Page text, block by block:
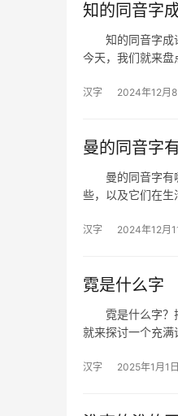
知的同音字
知的同音字成
今天，我们就来盘
汉字 2024年12月8
曼的同音字
曼的同音字有哪
些，以及它们
汉字 2024年12月
霓是什么字
霓是什么字？揭
就来探讨一个充
汉字 2025年1月1日